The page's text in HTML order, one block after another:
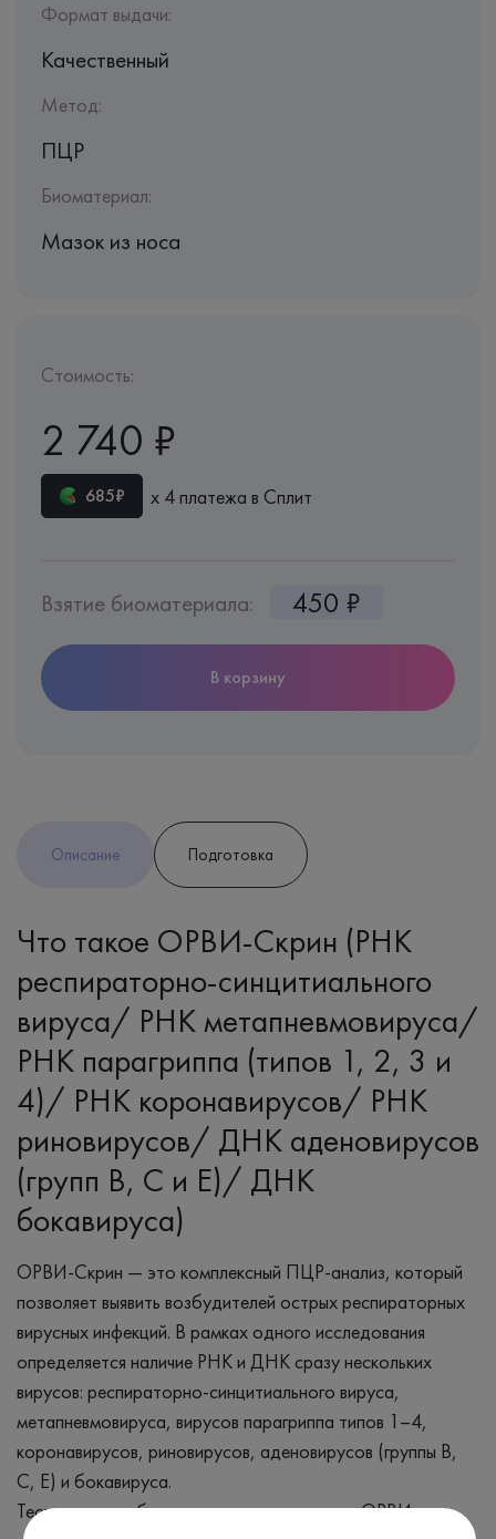
Формат выдачи:
Качественный
Метод:
ПЦР
Биоматериал:
Мазок из носа
Стоимость:
2 740 ₽
685₽ х 4 платежа в Сплит
Взятие биоматериала: 450 ₽
В корзину
Описание Подготовка
Что такое ОРВИ-Скрин (РНК
респираторно-синцитиального
вируса/ РНК метапневмовируса/
РНК парагриппа (типов 1, 2, 3 и
4)/ РНК коронавирусов/ РНК
риновирусов/ ДНК аденовирусов
(групп B, C и E)/ ДНК
бокавируса)
ОРВИ-Скрин — это комплексный ПЦР-анализ, который
позволяет выявить возбудителей острых респираторных
вирусных инфекций. В рамках одного исследования
определяется наличие РНК и ДНК сразу нескольких
вирусов: респираторно-синцитиального вируса,
метапневмовируса, вирусов парагриппа типов 1–4,
коронавирусов, риновирусов, аденовирусов (группы B,
C, E) и бокавируса.
Тест помогает быстро установить причину ОРВИ и